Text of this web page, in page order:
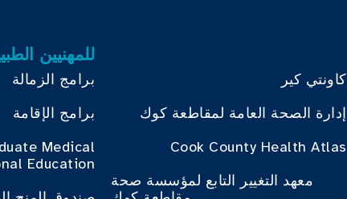
كاونتي كير
إدارة الصحة العامة لمقاطعة كوك
Cook County Health Atlas
معهد التغيير التابع لمؤسسة صحة
للمهنيين
برامج الزمالة
برامج الإقامة
Medical
Education